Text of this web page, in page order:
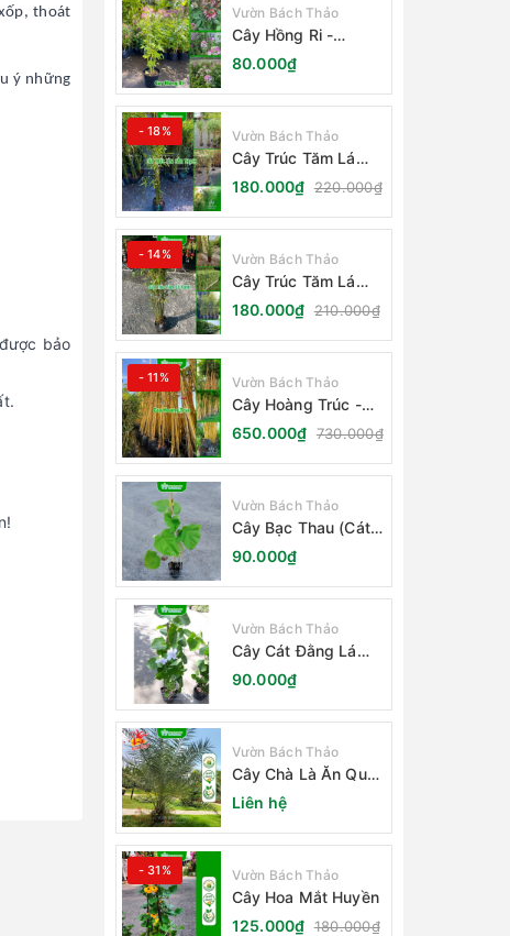
thoát
ý những
bảo
Vườn Bách Thảo
Cây Hồng Ri -
Cleome Spinosa
80.000₫
- 18% Vườn Bách Thảo
Cây Trúc Tăm Lá
Cẩm Thạch
180.000₫ 220.000₫
- 14% Vườn Bách Thảo
Cây Trúc Tăm Lá
Xanh - Bambusa
Multiplex Fernleaf
180.000₫ 210.000₫
- 11% Vườn Bách Thảo
Cây Hoàng Trúc -
Schizostachyum
Brachycladum Yello
650.000₫ 730.000₫
Vườn Bách Thảo
Cây Bạc Thau (Cát
Đằng Lá Lớn)
90.000₫
Vườn Bách Thảo
Cây Cát Đằng Lá
Nhỏ
90.000₫
Vườn Bách Thảo
Cây Chà Là Ăn Quả
Barhee Trồng Sân
Vườn
Liên hệ
- 31% Vườn Bách Thảo
Cây Hoa Mắt Huyền
125.000₫ 180.000₫